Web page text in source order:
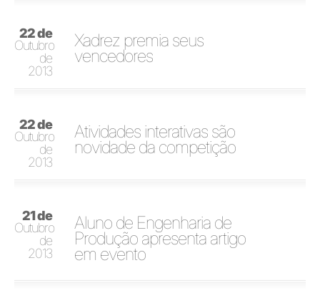
22 de
Outubro
de
2013
Xadrez premia seus
vencedores
22 de
Outubro
de
2013
Atividades interativas são
novidade da competição
21 de
Outubro
de
2013
Aluno de Engenharia de
Produção apresenta artigo
em evento